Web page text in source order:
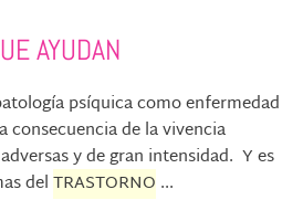
AYUDAN
psíquica como enfermedad
consecuencia de la vivencia
y de gran intensidad. Y es
delTRASTORNO ...